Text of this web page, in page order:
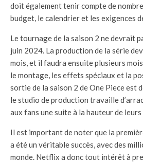
doit également tenir compte de
budget, le calendrier et les exigences
Le tournage de la saison 2 ne devrait
juin 2024. La production de la série
mois, et il faudra ensuite plusieurs
le montage, les effets spéciaux et la
sortie de la saison 2 de One Piece est
le studio de production travaille
aux fans une suite à la hauteur de
Il est important de noter que la
a été un véritable succès, avec des
monde. Netflix a donc tout intérêt à